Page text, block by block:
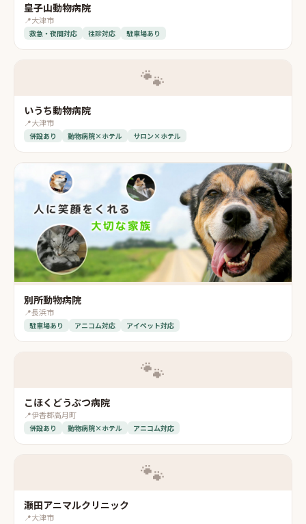
皇子山動物病院
📍大津市
救急・夜間対応 往診対応 駐車場あり
🐾
いうち動物病院
📍大津市
併設あり 動物病院×ホテル サロン×ホテル
別所動物病院
📍長浜市
駐車場あり アニコム対応 アイペット対応
🐾
こほくどうぶつ病院
📍伊香郡高月町
併設あり 動物病院×ホテル アニコム対応
🐾
瀬田アニマルクリニック
📍大津市